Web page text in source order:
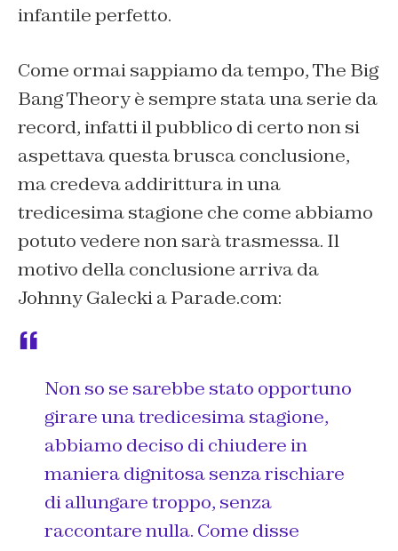
infantile perfetto.
Come ormai sappiamo da tempo, The Big
Bang Theory è sempre stata una serie da
record, infatti il pubblico di certo non si
aspettava questa brusca conclusione,
ma credeva addirittura in una
tredicesima stagione che come abbiamo
potuto vedere non sarà trasmessa. Il
motivo della conclusione arriva da
Johnny GaleckiaParade.com:
Non so se sarebbe stato opportuno
girare una tredicesima stagione,
abbiamo deciso di chiudere in
maniera dignitosa senza rischiare
di allungare troppo, senza
raccontare nulla. Come disse